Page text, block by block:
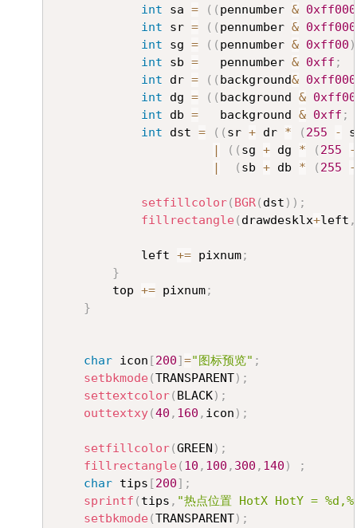
int sa = ( ( pennumber &
int sr = ( ( pennumber &
int sg = ( ( pennumber & 0xff00 )
int sb =
   pennumber
& 0xff ;
int dr = ( ( background&
int dg = ( ( background & 0xff00
int db =
   background
& 0xff ;
int dst = ( ( sr + dr * ( 255 -
|
( ( sg + dg * ( 255 -
|
( sb + db * ( 255 -
setfillcolor( BGR( dst ) ) ;
fillrectangle( drawdesklx+left ,
			left
+= pixnum;
}
		top
+= pixnum;
}
char icon [200]="图标预览" ;
setbkmode(TRANSPARENT) ;
settextcolor( BLACK) ;
outtextxy(40 , 160 , icon ) ;
setfillcolor(GREEN ) ;
fillrectangle( 10 , 100 , 300 , 140 )
;
char tips [200] ;
sprintf ( tips , "热点位置 HotX HotY =
setbkmode(TRANSPARENT) ;